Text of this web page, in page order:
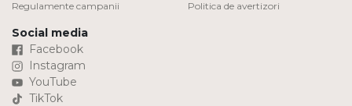
Regulamente campanii
Politica de avertizori
Social media
Facebook
Instagram
YouTube
TikTok